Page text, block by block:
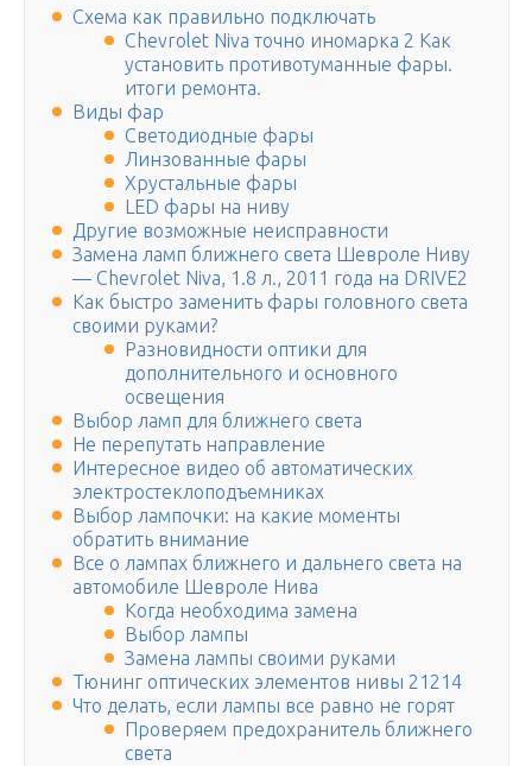
Схема как правильно подключать
Chevrolet Niva точно иномарка 2 Как
установить противотуманные фары.
итоги ремонта.
Виды фар
Светодиодные фары
Линзованные фары
Хрустальные фары
LED фары на ниву
Другие возможные неисправности
Замена ламп ближнего света Шевроле Ниву
— Chevrolet Niva, 1.8 л., 2011 года на DRIVE2
Как быстро заменить фары головного света
своими руками?
Разновидности оптики для
дополнительного и основного
освещения
Выбор ламп для ближнего света
Не перепутать направление
Интересное видео об автоматических
электростеклоподъемниках
Выбор лампочки: на какие моменты
обратить внимание
Все о лампах ближнего и дальнего света на
автомобиле Шевроле Нива
Когда необходима замена
Выбор лампы
Замена лампы своими руками
Тюнинг оптических элементов нивы 21214
Что делать, если лампы все равно не горят
Проверяем предохранитель ближнего
света